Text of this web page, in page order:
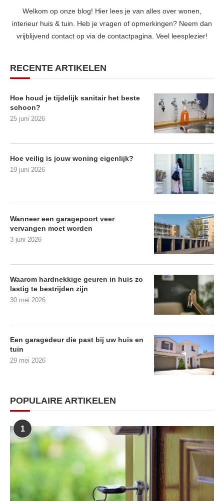
Welkom op onze blog! Hier lees je van alles over wonen,
interieur huis & tuin. Heb je vragen of opmerkingen? Neem dan
vrijblijvend contact op via de contactpagina. Veel leesplezier!
RECENTE ARTIKELEN
Hoe houd je tijdelijk sanitair het beste
schoon?
25 juni 2026
Hoe veilig is jouw woning eigenlijk?
19 juni 2026
Wanneer een garagepoort veer
vervangen moet worden
3 juni 2026
Waarom hardnekkige geuren in huis zo
lastig te bestrijden zijn
30 mei 2026
Een garagedeur die past bij uw huis en
tuin
29 mei 2026
POPULAIRE ARTIKELEN
1